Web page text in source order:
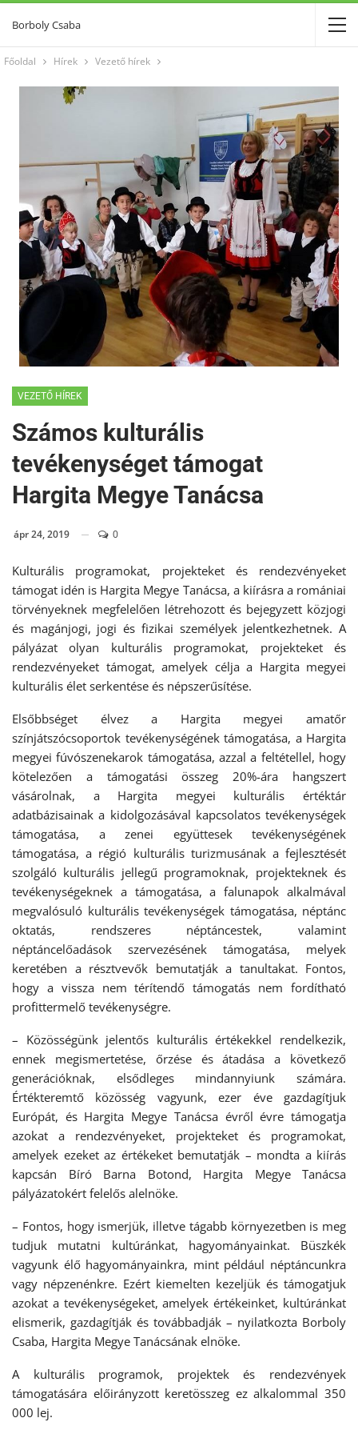
Borboly Csaba
Főoldal Hírek Vezető hírek
VEZETŐ HÍREK
Számos kulturális
tevékenységet támogat
Hargita Megye Tanácsa
ápr 24, 2019 0
Kulturális programokat, projekteket és rendezvényeket
támogat idén is Hargita Megye Tanácsa, a kiírásra a romániai
törvényeknek megfelelően létrehozott és bejegyzett közjogi
és magánjogi, jogi és fizikai személyek jelentkezhetnek. A
pályázat olyan kulturális programokat, projekteket és
rendezvényeket támogat, amelyek célja a Hargita megyei
kulturális élet serkentése és népszerűsítése.
Elsőbbséget élvez a Hargita megyei amatőr
színjátszócsoportok tevékenységének támogatása, a Hargita
megyei fúvószenekarok támogatása, azzal a feltétellel, hogy
kötelezően a támogatási összeg 20%-ára hangszert
vásárolnak, a Hargita megyei kulturális értéktár
adatbázisainak a kidolgozásával kapcsolatos tevékenységek
támogatása, a zenei együttesek tevékenységének
támogatása, a régió kulturális turizmusának a fejlesztését
szolgáló kulturális jellegű programoknak, projekteknek és
tevékenységeknek a támogatása, a falunapok alkalmával
megvalósuló kulturális tevékenységek támogatása, néptánc
oktatás, rendszeres néptáncestek, valamint
néptáncelőadások szervezésének támogatása, melyek
keretében a résztvevők bemutatják a tanultakat. Fontos,
hogy a vissza nem térítendő támogatás nem fordítható
profittermelő tevékenységre.
– Közösségünk jelentős kulturális értékekkel rendelkezik,
ennek megismertetése, őrzése és átadása a következő
generációknak, elsődleges mindannyiunk számára.
Értékteremtő közösség vagyunk, ezer éve gazdagítjuk
Európát, és Hargita Megye Tanácsa évről évre támogatja
azokat a rendezvényeket, projekteket és programokat,
amelyek ezeket az értékeket bemutatják – mondta a kiírás
kapcsán Bíró Barna Botond, Hargita Megye Tanácsa
pályázatokért felelős alelnöke.
– Fontos, hogy ismerjük, illetve tágabb környezetben is meg
tudjuk mutatni kultúránkat, hagyományainkat. Büszkék
vagyunk élő hagyományainkra, mint például néptáncunkra
vagy népzenénkre. Ezért kiemelten kezeljük és támogatjuk
azokat a tevékenységeket, amelyek értékeinket, kultúránkat
elismerik, gazdagítják és továbbadják – nyilatkozta Borboly
Csaba, Hargita Megye Tanácsának elnöke.
A kulturális programok, projektek és rendezvények
támogatására előirányzott keretösszeg ez alkalommal 350
000 lej.